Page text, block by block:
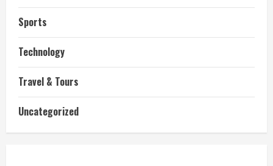
Sports
Technology
Travel & Tours
Uncategorized